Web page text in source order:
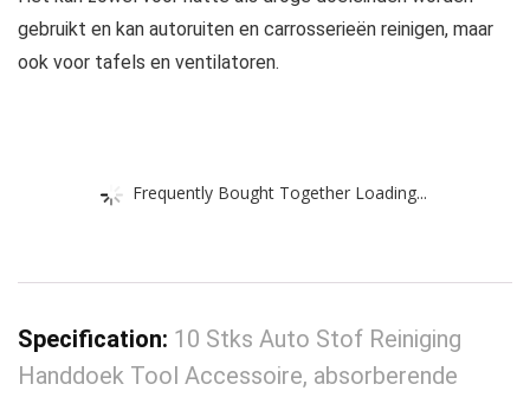
gebruikt en kan autoruiten en carrosserieën reinigen, maar
ook voor tafels en ventilatoren.
Frequently Bought Together Loading...
Specification: 10 Stks Auto Stof Reiniging
Handdoek Tool Accessoire, absorberende